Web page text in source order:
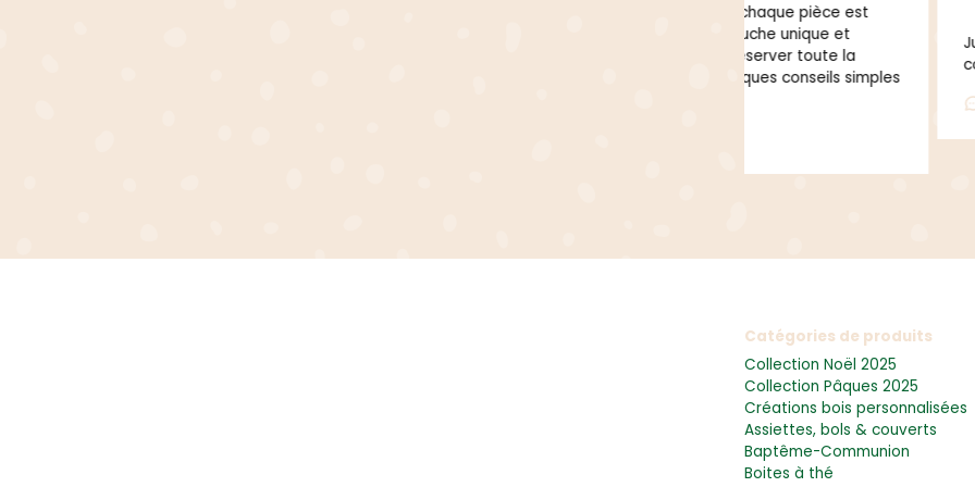
Juliana est aussi une
cœur.
Catégories de produits
Collection Noël 2025
Collection Pâques 2025
Créations bois personnalisées
Assiettes, bols & couverts
Baptême-Communion
Boites à thé